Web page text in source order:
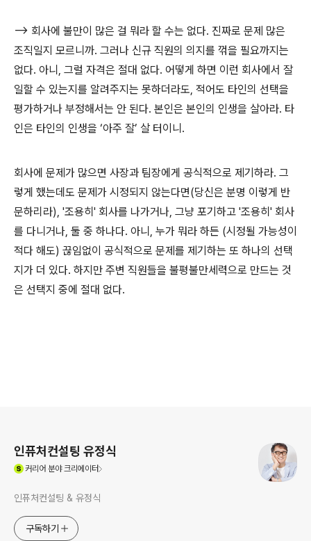
—> 회사에 불만이 많은 걸 뭐라 할 수는 없다. 진짜로 문제 많은
조직일지 모르니까. 그러나 신규 직원의 의지를 꺾을 필요까지는
없다. 아니, 그럴 자격은 절대 없다. 어떻게 하면 이런 회사에서 잘
일할 수 있는지를 알려주지는 못하더라도, 적어도 타인의 선택을
평가하거나 부정해서는 안 된다. 본인은 본인의 인생을 살아라. 타
인은 타인의 인생을 ‘아주 잘’ 살 터이니.
회사에 문제가 많으면 사장과 팀장에게 공식적으로 제기하라. 그
렇게 했는데도 문제가 시정되지 않는다면(당신은 분명 이렇게 반
문하리라), '조용히' 회사를 나가거나, 그냥 포기하고 '조용히' 회사
를 다니거나, 둘 중 하나다. 아니, 누가 뭐라 하든 (시정될 가능성이
적다 해도) 끊임없이 공식적으로 문제를 제기하는 또 하나의 선택
지가 더 있다. 하지만 주변 직원들을 불평불만세력으로 만드는 것
은 선택지 중에 절대 없다.
인퓨처컨설팅 유정식
커리어 분야 크리에이터
인퓨처컨설팅 & 유정식
구독하기